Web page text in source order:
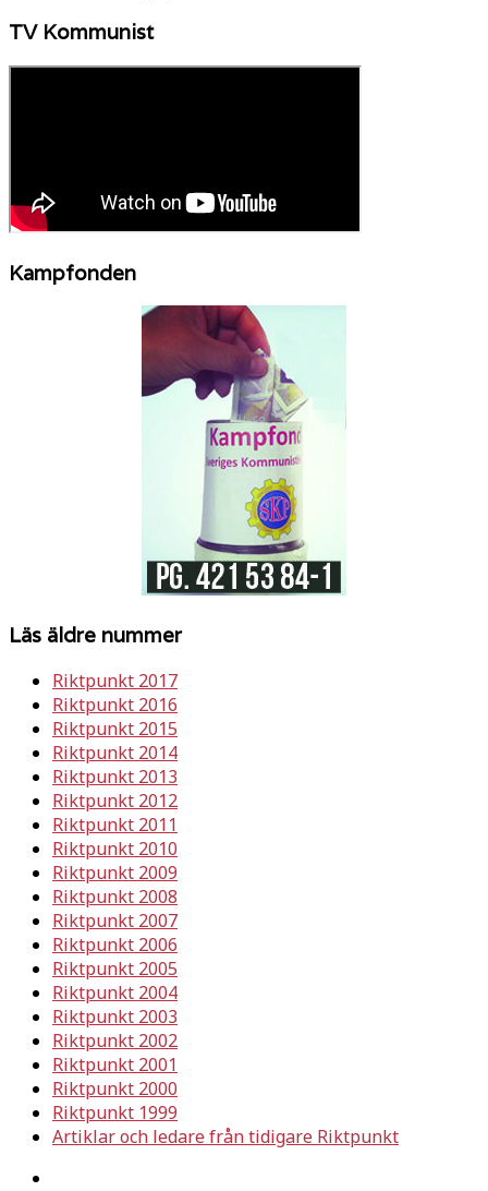
TV Kommunist
Kampfonden
Läs äldre nummer
Riktpunkt 2017
Riktpunkt 2016
Riktpunkt 2015
Riktpunkt 2014
Riktpunkt 2013
Riktpunkt 2012
Riktpunkt 2011
Riktpunkt 2010
Riktpunkt 2009
Riktpunkt 2008
Riktpunkt 2007
Riktpunkt 2006
Riktpunkt 2005
Riktpunkt 2004
Riktpunkt 2003
Riktpunkt 2002
Riktpunkt 2001
Riktpunkt 2000
Riktpunkt 1999
Artiklar och ledare från tidigare Riktpunkt